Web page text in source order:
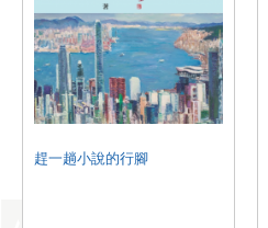
趕一趟小說的行腳